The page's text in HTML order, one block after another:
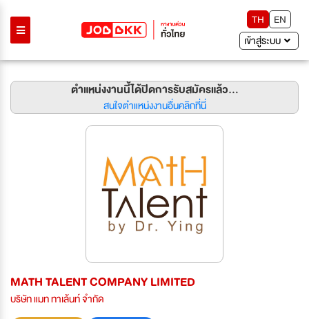
TH
EN
เข้าสู่ระบบ
ตำแหน่งงานนี้ได้ปิดการรับสมัครแล้ว...
สนใจตำแหน่งงานอื่นคลิกที่นี่
MATH TALENT COMPANY LIMITED
บริษัท แมท ทาเล้นท์ จำกัด